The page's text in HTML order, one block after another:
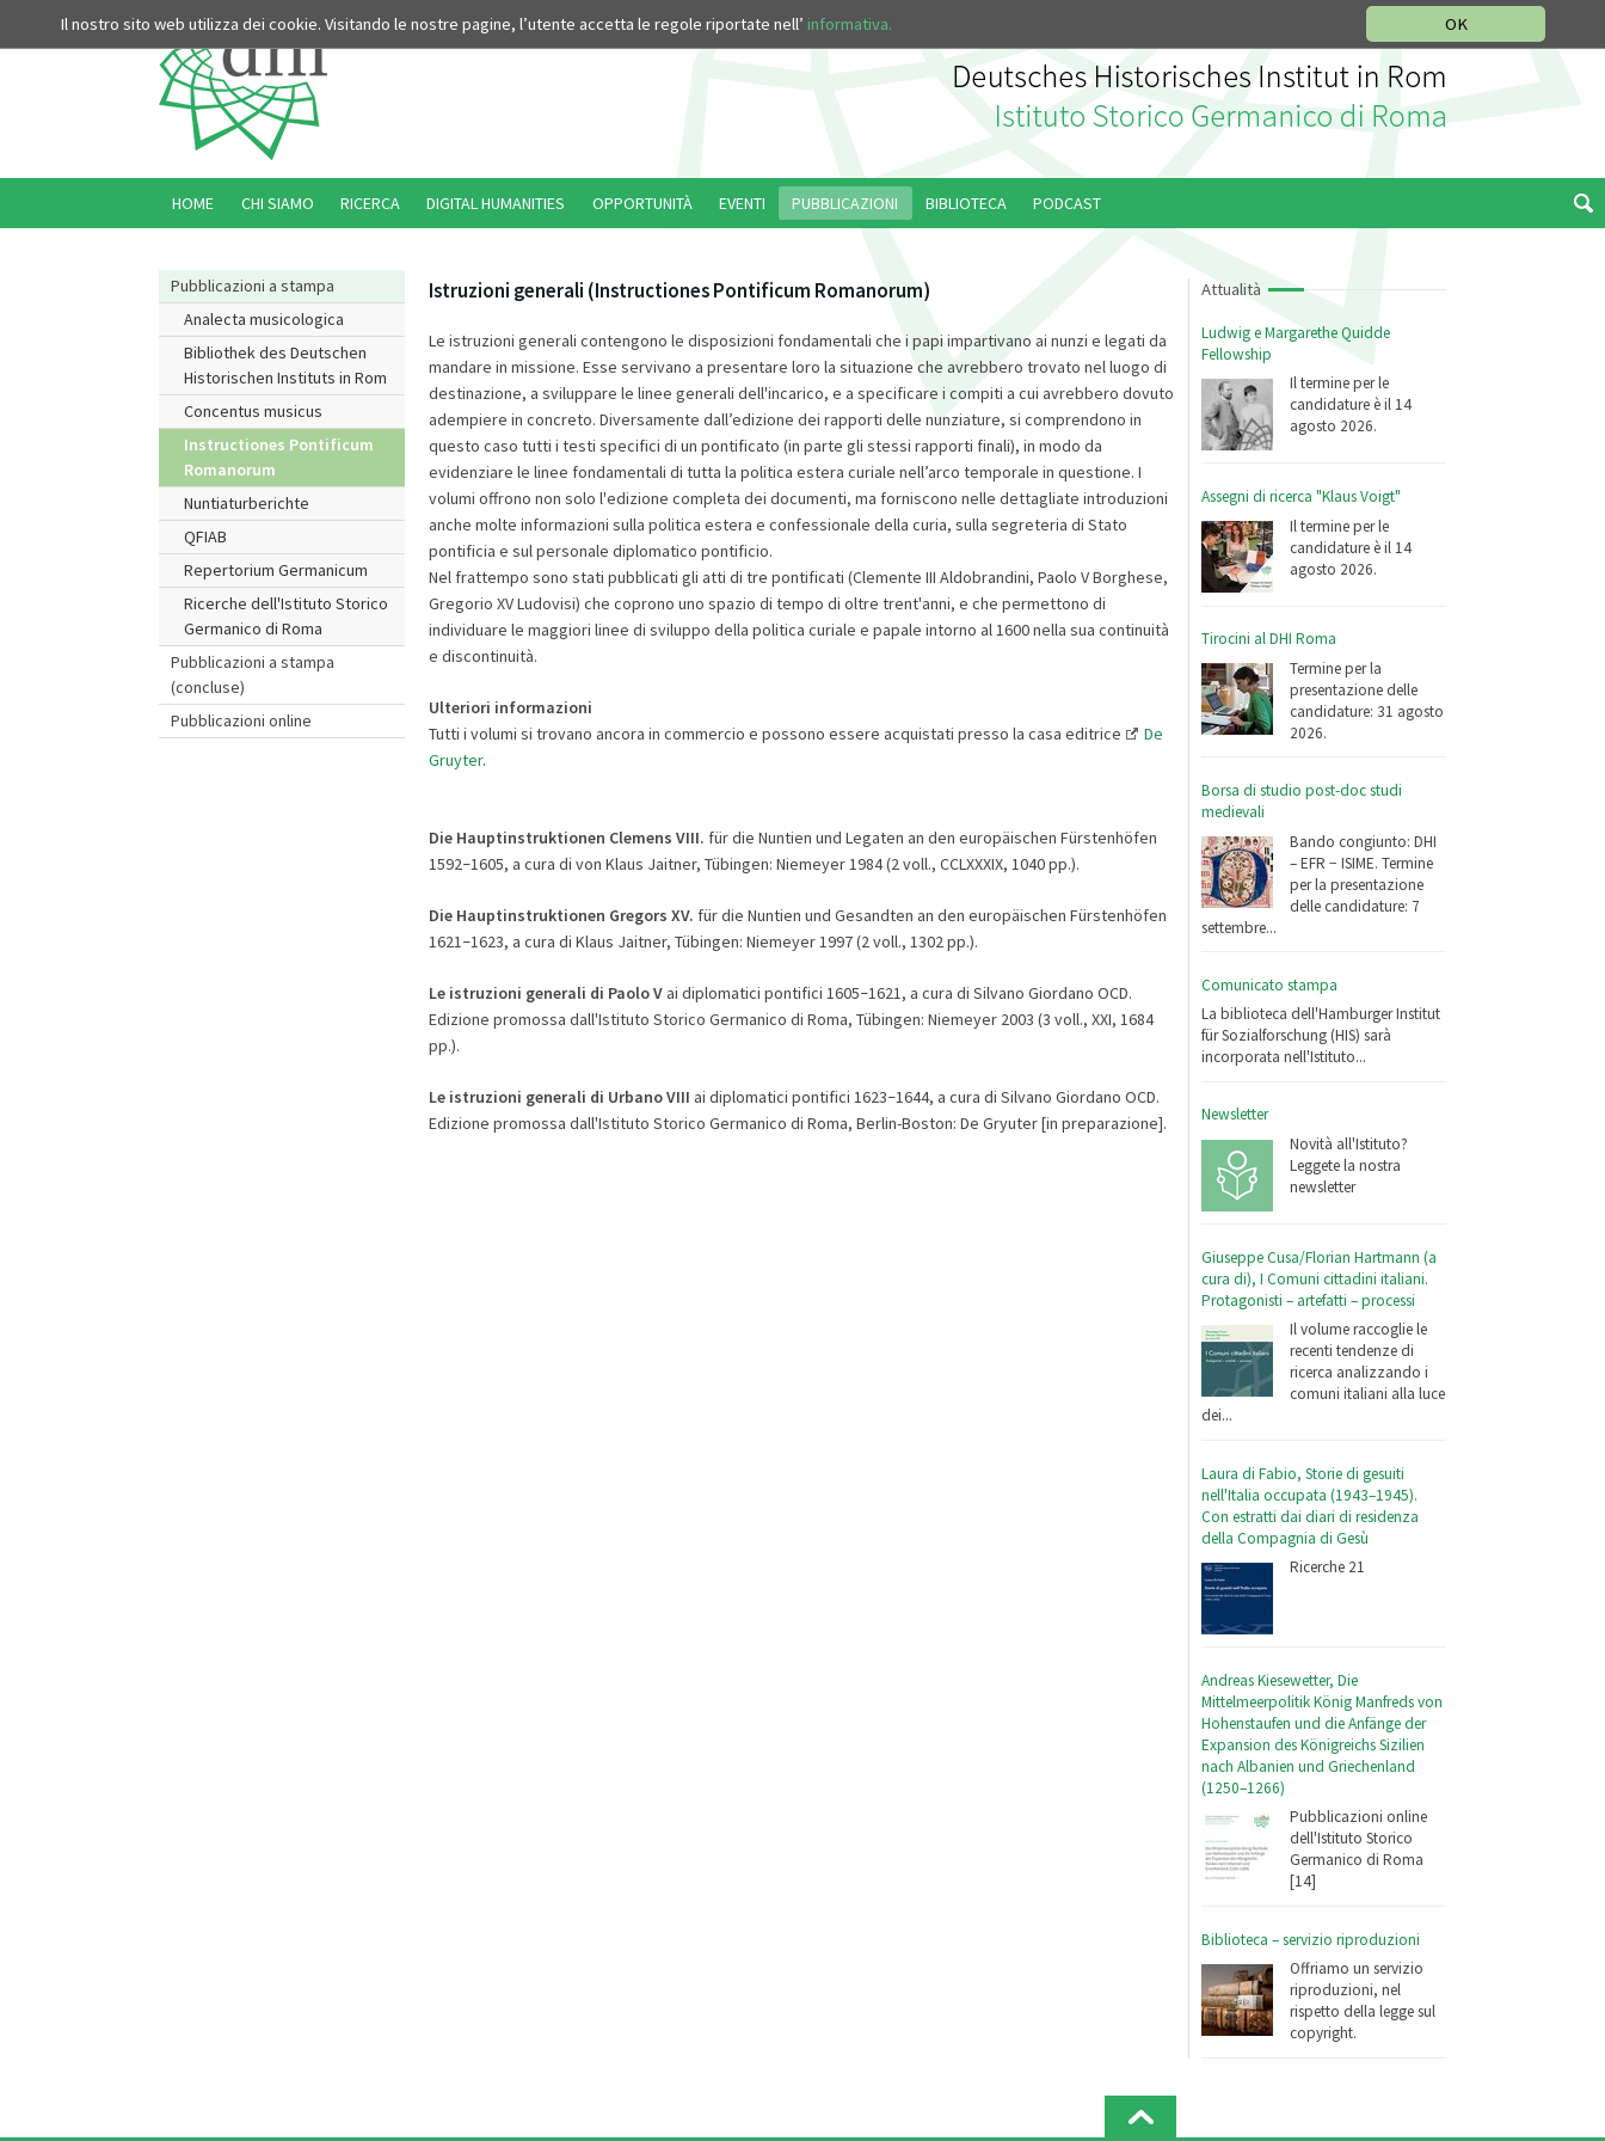
OK
Il nostro sito web utilizza dei cookie. Visitando le nostre pagine, l’utente accetta le regole riportate nell’ informativa.
Pubblicazioni a stampa
Analecta musicologica
Bibliothek des Deutschen
Historischen Instituts in Rom
Concentus musicus
Instructiones Pontificum
Romanorum
Nuntiaturberichte
QFIAB
Repertorium Germanicum
Ricerche dell'Istituto Storico
Germanico di Roma
Pubblicazioni a stampa
(concluse)
Pubblicazioni online
Attualità
Ludwig e Margarethe Quidde
Fellowship
Il termine per le
candidature è il 14
agosto 2026.
Assegni di ricerca "Klaus Voigt"
Il termine per le
candidature è il 14
agosto 2026.
Tirocini al DHI Roma
Termine per la
presentazione delle
candidature: 31 agosto
2026.
Borsa di studio post-doc studi
medievali
Bando congiunto: DHI
– EFR − ISIME. Termine
per la presentazione
delle candidature: 7
settembre...
Comunicato stampa
La biblioteca dell'Hamburger Institut
für Sozialforschung (HIS) sarà
incorporata nell'Istituto...
Newsletter
Novità all'Istituto?
Leggete la nostra
newsletter
Giuseppe Cusa/Florian Hartmann (a
cura di), I Comuni cittadini italiani.
Protagonisti – artefatti – processi
Il volume raccoglie le
recenti tendenze di
ricerca analizzando i
comuni italiani alla luce
dei...
Laura di Fabio, Storie di gesuiti
nell'Italia occupata (1943–1945).
Con estratti dai diari di residenza
della Compagnia di Gesù
Ricerche 21
Andreas Kiesewetter, Die
Mittelmeerpolitik König Manfreds von
Hohenstaufen und die Anfänge der
Expansion des Königreichs Sizilien
nach Albanien und Griechenland
(1250–1266)
Pubblicazioni online
dell'Istituto Storico
Germanico di Roma
[14]
Biblioteca – servizio riproduzioni
Offriamo un servizio
riproduzioni, nel
rispetto della legge sul
copyright.
Istruzioni generali (Instructiones Pontificum Romanorum)
Le istruzioni generali contengono le disposizioni fondamentali che i papi impartivano ai nunzi e legati da
mandare in missione. Esse servivano a presentare loro la situazione che avrebbero trovato nel luogo di
destinazione, a sviluppare le linee generali dell'incarico, e a specificare i compiti a cui avrebbero dovuto
adempiere in concreto. Diversamente dall’edizione dei rapporti delle nunziature, si comprendono in
questo caso tutti i testi specifici di un pontificato (in parte gli stessi rapporti finali), in modo da
evidenziare le linee fondamentali di tutta la politica estera curiale nell’arco temporale in questione. I
volumi offrono non solo l'edizione completa dei documenti, ma forniscono nelle dettagliate introduzioni
anche molte informazioni sulla politica estera e confessionale della curia, sulla segreteria di Stato
pontificia e sul personale diplomatico pontificio.
Nel frattempo sono stati pubblicati gli atti di tre pontificati (Clemente III Aldobrandini, Paolo V Borghese,
Gregorio XV Ludovisi) che coprono uno spazio di tempo di oltre trent'anni, e che permettono di
individuare le maggiori linee di sviluppo della politica curiale e papale intorno al 1600 nella sua continuità
e discontinuità.
Ulteriori informazioni
Tutti i volumi si trovano ancora in commercio e possono essere acquistati presso la casa editrice
De
Gruyter.
Die Hauptinstruktionen Clemens VIII. für die Nuntien und Legaten an den europäischen Fürstenhöfen
1592–1605, a cura di von Klaus Jaitner, Tübingen: Niemeyer 1984 (2 voll., CCLXXXIX, 1040 pp.).
Die Hauptinstruktionen Gregors XV. für die Nuntien und Gesandten an den europäischen Fürstenhöfen
1621–1623, a cura di Klaus Jaitner, Tübingen: Niemeyer 1997 (2 voll., 1302 pp.).
Le istruzioni generali di Paolo Vai diplomatici pontifici 1605–1621, a cura di Silvano Giordano OCD.
Edizione promossa dall'Istituto Storico Germanico di Roma, Tübingen: Niemeyer 2003 (3 voll., XXI, 1684
pp.).
Le istruzioni generali di Urbano VIII ai diplomatici pontifici 1623–1644, a cura di Silvano Giordano OCD.
Edizione promossa dall'Istituto Storico Germanico di Roma, Berlin-Boston: De Gryuter [in preparazione].
HOME CHI SIAMO RICERCA DIGITAL HUMANITIES OPPORTUNITÀ EVENTI PUBBLICAZIONI BIBLIOTECA PODCAST